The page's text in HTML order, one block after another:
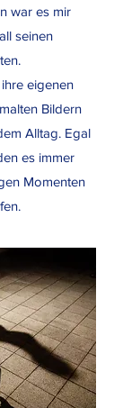
war es mir
seinen
eigenen
Bildern
Alltag. Egal
es immer
Momenten